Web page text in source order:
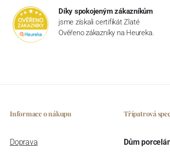
Díky spokojeným zákazníkům
jsme získali certifikát Zlaté
Ověřeno zákazníky na Heureka.
Informace o nákupu
Doprava
Třípatrová
Dům